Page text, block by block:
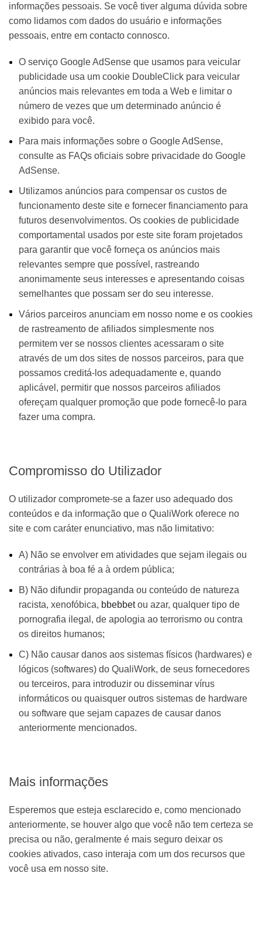
informações pessoais. Se você tiver alguma dúvida sobre
como lidamos com dados do usuário e informações
pessoais, entre em contacto connosco.
O serviço Google AdSense que usamos para veicular
publicidade usa um cookie DoubleClick para veicular
anúncios mais relevantes em toda a Web e limitar o
número de vezes que um determinado anúncio é
exibido para você.
Para mais informações sobre o Google AdSense,
consulte as FAQs oficiais sobre privacidade do Google
AdSense.
Utilizamos anúncios para compensar os custos de
funcionamento deste site e fornecer financiamento para
futuros desenvolvimentos. Os cookies de publicidade
comportamental usados ​​por este site foram projetados
para garantir que você forneça os anúncios mais
relevantes sempre que possível, rastreando
anonimamente seus interesses e apresentando coisas
semelhantes que possam ser do seu interesse.
Vários parceiros anunciam em nosso nome e os cookies
de rastreamento de afiliados simplesmente nos
permitem ver se nossos clientes acessaram o site
através de um dos sites de nossos parceiros, para que
possamos creditá-los adequadamente e, quando
aplicável, permitir que nossos parceiros afiliados
ofereçam qualquer promoção que pode fornecê-lo para
fazer uma compra.
Compromisso do Utilizador
O utilizador compromete-se a fazer uso adequado dos
conteúdos e da informação que o QualiWork oferece no
site e com caráter enunciativo, mas não limitativo:
A) Não se envolver em atividades que sejam ilegais ou
contrárias à boa fé a à ordem pública;
B) Não difundir propaganda ou conteúdo de natureza
racista, xenofóbica, bbebbetou azar, qualquer tipo de
pornografia ilegal, de apologia ao terrorismo ou contra
os direitos humanos;
C) Não causar danos aos sistemas físicos (hardwares) e
lógicos (softwares) do QualiWork, de seus fornecedores
ou terceiros, para introduzir ou disseminar vírus
informáticos ou quaisquer outros sistemas de hardware
ou software que sejam capazes de causar danos
anteriormente mencionados.
Mais informações
Esperemos que esteja esclarecido e, como mencionado
anteriormente, se houver algo que você não tem certeza se
precisa ou não, geralmente é mais seguro deixar os
cookies ativados, caso interaja com um dos recursos que
você usa em nosso site.